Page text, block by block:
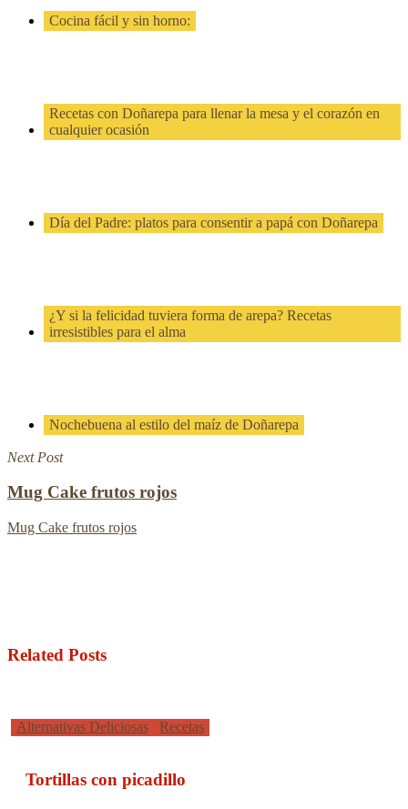
Cocina fácil y sin horno:
Recetas con Doñarepa para llenar la mesa y el corazón en
cualquier ocasión
Día del Padre: platos para consentir a papá con Doñarepa
¿Y si la felicidad tuviera forma de arepa? Recetas
irresistibles para el alma
Nochebuena al estilo del maíz de Doñarepa
Next Post
Mug Cake frutos rojos
Mug Cake frutos rojos
Related Posts
Alternativas Deliciosas Recetas
Tortillas con picadillo